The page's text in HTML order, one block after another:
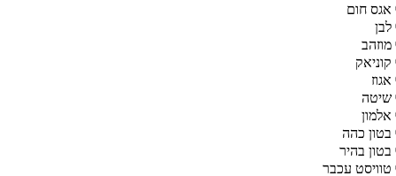
אגס חום
לבן
מוזהב
קוניאק
אגוז
שיטה
אלמון
בטון כהה
בטון בהיר
טוויסט עכבר